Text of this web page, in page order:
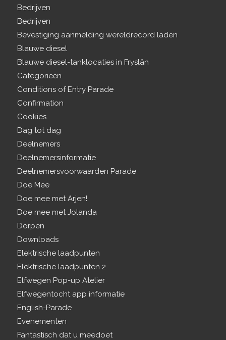
Bedrijven
Bedrijven
Bevestiging aanmelding wereldrecord laden
Blauwe diesel
Blauwe diesel-tanklocaties in Fryslân
Categorieën
Conditions of Entry Parade
Confirmation
Cookies
Dag tot dag
Deelnemers
Deelnemersinformatie
Deelnemersvoorwaarden Parade
Doe Mee
Doe mee met Arjen!
Doe mee met Jolanda
Dorpen
Downloads
Elektrische laadpunten
Elektrische laadpunten 2
Elfwegen Pop-up Atelier
Elfwegentocht app informatie
English-Parade
Evenementen
Fantastisch dat u meedoet